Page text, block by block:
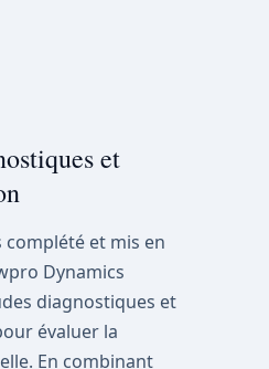
et
et mis en
Dynamics
diagnostiques et
évaluer la
En combinant